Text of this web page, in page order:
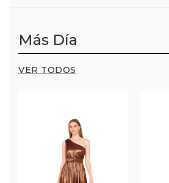
Más Día
VER TODOS